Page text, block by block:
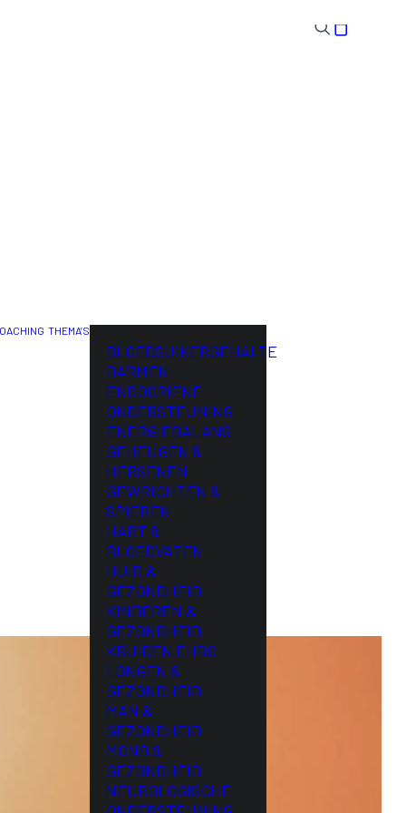
THEMA’S
BLOEDSUIKERGEHALTE
DARMEN
ENDOCRIENE
ONDERSTEUNING
ENERGIEBALANS
GEHEUGEN &
HERSENEN
GEWRICHTEN &
SPIEREN
HART &
BLOEDVATEN
HUID &
GEZONDHEID
KINDEREN &
GEZONDHEID
KRUIDEN EHBO
LONGEN &
GEZONDHEID
MAN &
GEZONDHEID
MOND &
GEZONDHEID
NEUROLOGISCHE